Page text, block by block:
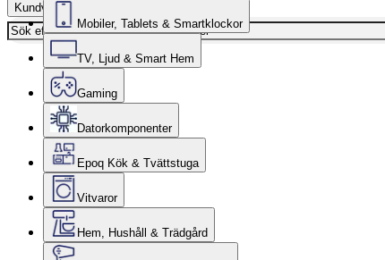
Kundvagn
Mobiler, Tablets & Smartklockor
TV, Ljud & Smart Hem
Gaming
Datorkomponenter
Epoq Kök & Tvättstuga
Vitvaror
Hem, Hushåll & Trädgård